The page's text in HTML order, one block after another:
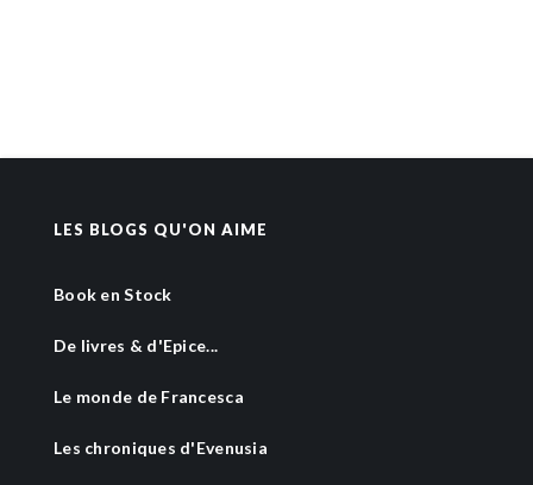
LES BLOGS QU'ON AIME
Book en Stock
De livres & d'Epice...
Le monde de Francesca
Les chroniques d'Evenusia